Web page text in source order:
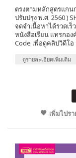
ตรงตามหลักสูตรแกน
ปรับปรุง พ.ศ. 2560 )
จดจำเนื้อหาได้รวดเ
หนังสือเรียน แทรกอ
Code เพื่อดูคลิปวิดีโ
ดูรายละเอียดเพิ่มเติม
เพิ่มไปร